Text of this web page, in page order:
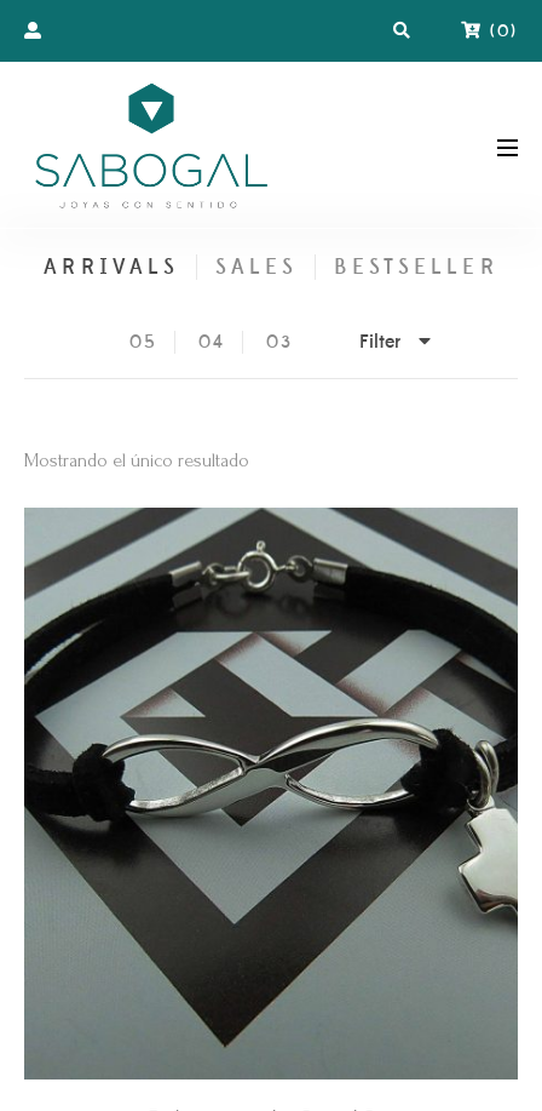
(0)
ARRIVALS SALES BESTSELLER
05 04 03 Filter
Mostrando el único resultado